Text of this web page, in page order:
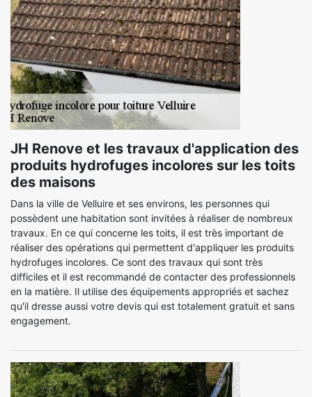
JH Renove et les travaux d'application des
produits hydrofuges incolores sur les toits
des maisons
Dans la ville de Velluire et ses environs, les personnes qui
possèdent une habitation sont invitées à réaliser de nombreux
travaux. En ce qui concerne les toits, il est très important de
réaliser des opérations qui permettent d'appliquer les produits
hydrofuges incolores. Ce sont des travaux qui sont très
difficiles et il est recommandé de contacter des professionnels
en la matière. Il utilise des équipements appropriés et sachez
qu'il dresse aussi votre devis qui est totalement gratuit et sans
engagement.